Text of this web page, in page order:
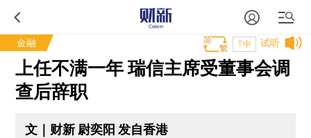
金融 试听
T中
上任不满一年 瑞信主席受董事会调
查后辞职
文｜财新 尉奕阳 发自香港